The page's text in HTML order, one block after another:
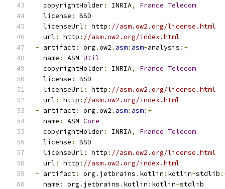
  copyrightHolder
: INRIA, France Telecom
  license
:
BSD
  licenseUrl
: http : //asm.ow2.org/license.html
  url
: http : //asm.ow2.org/index.html
- artifact: org .ow2 . asm: asm-analysis :+
  name
: ASM Util
  copyrightHolder
: INRIA, France Telecom
  license
:
BSD
  licenseUrl
: http : //asm.ow2.org/license.html
  url
: http : //asm.ow2.org/index.html
- artifact: org .ow2 . asm: asm:+
  name
: ASM Core
  copyrightHolder
: INRIA, France Telecom
  license
:
BSD
  licenseUrl
: http : //asm.ow2.org/license.html
  url
: http : //asm.ow2.org/index.html
- artifact: org . jetbrains . kotlin : kotlin-stdlib
  name
: org . jetbrains . kotlin : kotlin-stdlib